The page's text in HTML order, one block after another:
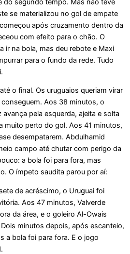
do segundo tempo. Mas não teve
se materializou no gol de empate
após cruzamento dentro da
com efeito para o chão. O
ir na bola, mas deu rebote e Maxi
para o fundo da rede. Tudo
o final. Os uruguaios queriam virar
Aos 38 minutos, o
pela esquerda, ajeita e solta
muito perto do gol. Aos 41 minutos,
desempatarem. Abdulhamid
campo até chutar com perigo da
a bola foi para fora, mas
O ímpeto saudita parou por aí:
de acréscimo, o Uruguai foi
Aos 47 minutos, Valverde
da área, e o goleiro Al-Owais
minutos depois, após escanteio,
a bola foi para fora. E o jogo